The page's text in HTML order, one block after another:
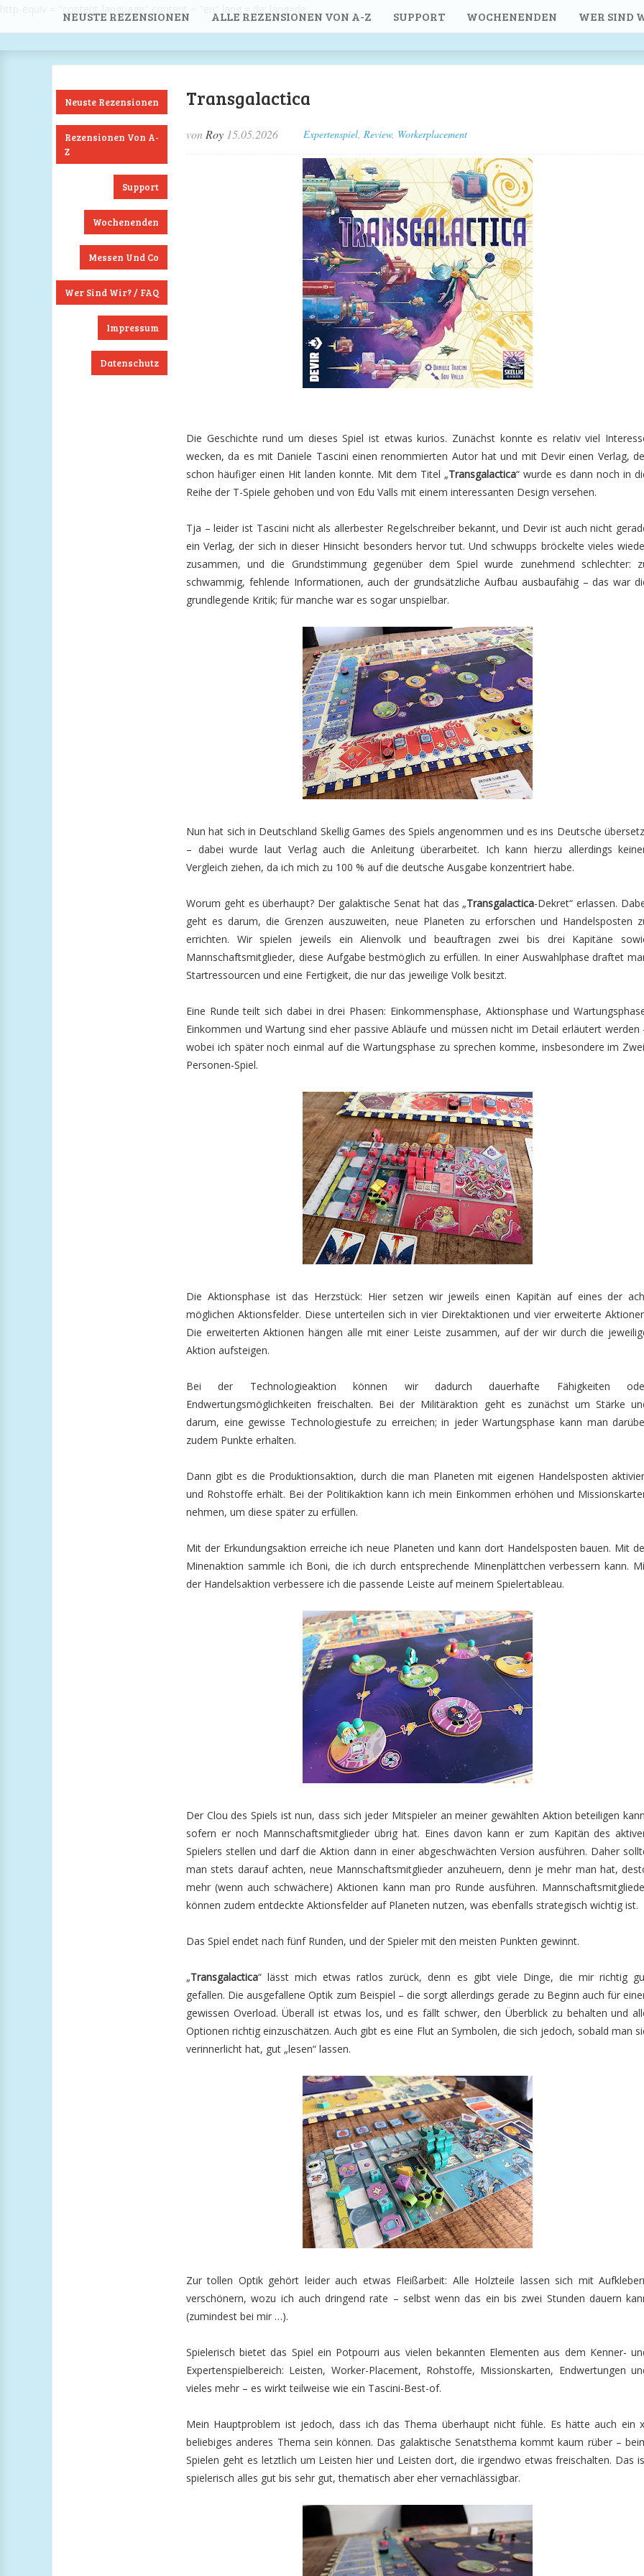
NEUSTE REZENSIONEN ALLE REZENSIONEN VON A-Z SUPPORT WOCHENENDEN WER SIND
Neuste Rezensionen
Rezensionen Von A-
Z
Support
Wochenenden
Messen Und Co
Wer Sind Wir? / FAQ
Impressum
Datenschutz
Transgalactica
von Roy 15.05.2026 Expertenspiel, Review, Workerplacement
Die Geschichte rund um dieses Spiel ist etwas kurios. Zunächst konnte es relativ viel
wecken, da es mit Daniele Tascini einen renommierten Autor hat und mit Devir einen Verlag,
schon häufiger einen Hit landen konnte. Mit dem Titel „Transgalactica“ wurde es dann noch in
Reihe der T-Spiele gehoben und von Edu Valls mit einem interessanten Design versehen.
Tja – leider ist Tascini nicht als allerbester Regelschreiber bekannt, und Devir ist auch nicht
ein Verlag, der sich in dieser Hinsicht besonders hervor tut. Und schwupps bröckelte vieles
zusammen, und die Grundstimmung gegenüber dem Spiel wurde zunehmend schlechter:
schwammig, fehlende Informationen, auch der grundsätzliche Aufbau ausbaufähig – das war
grundlegende Kritik; für manche war es sogar unspielbar.
Nun hat sich in Deutschland Skellig Games des Spiels angenommen und es ins Deutsche
– dabei wurde laut Verlag auch die Anleitung überarbeitet. Ich kann hierzu allerdings
Vergleich ziehen, da ich mich zu 100 % auf die deutsche Ausgabe konzentriert habe.
Worum geht es überhaupt? Der galaktische Senat hat das „Transgalactica-Dekret“ erlassen.
geht es darum, die Grenzen auszuweiten, neue Planeten zu erforschen und Handelsposten
errichten. Wir spielen jeweils ein Alienvolk und beauftragen zwei bis drei Kapitäne
Mannschaftsmitglieder, diese Aufgabe bestmöglich zu erfüllen. In einer Auswahlphase draftet
Startressourcen und eine Fertigkeit, die nur das jeweilige Volk besitzt.
Eine Runde teilt sich dabei in drei Phasen: Einkommensphase, Aktionsphase und
Einkommen und Wartung sind eher passive Abläufe und müssen nicht im Detail erläutert werden
wobei ich später noch einmal auf die Wartungsphase zu sprechen komme, insbesondere im
Personen-Spiel.
Die Aktionsphase ist das Herzstück: Hier setzen wir jeweils einen Kapitän auf eines der
möglichen Aktionsfelder. Diese unterteilen sich in vier Direktaktionen und vier erweiterte
Die erweiterten Aktionen hängen alle mit einer Leiste zusammen, auf der wir durch die
Aktion aufsteigen.
Bei der Technologieaktion können wir dadurch dauerhafte Fähigkeiten
Endwertungsmöglichkeiten freischalten. Bei der Militäraktion geht es zunächst um Stärke
darum, eine gewisse Technologiestufe zu erreichen; in jeder Wartungsphase kann man
zudem Punkte erhalten.
Dann gibt es die Produktionsaktion, durch die man Planeten mit eigenen Handelsposten
und Rohstoffe erhält. Bei der Politikaktion kann ich mein Einkommen erhöhen und
nehmen, um diese später zu erfüllen.
Mit der Erkundungsaktion erreiche ich neue Planeten und kann dort Handelsposten bauen. Mit
Minenaktion sammle ich Boni, die ich durch entsprechende Minenplättchen verbessern kann.
der Handelsaktion verbessere ich die passende Leiste auf meinem Spielertableau.
Der Clou des Spiels ist nun, dass sich jeder Mitspieler an meiner gewählten Aktion beteiligen
sofern er noch Mannschaftsmitglieder übrig hat. Eines davon kann er zum Kapitän des
Spielers stellen und darf die Aktion dann in einer abgeschwächten Version ausführen. Daher
man stets darauf achten, neue Mannschaftsmitglieder anzuheuern, denn je mehr man hat,
mehr (wenn auch schwächere) Aktionen kann man pro Runde ausführen.
können zudem entdeckte Aktionsfelder auf Planeten nutzen, was ebenfalls strategisch wichtig ist.
Das Spiel endet nach fünf Runden, und der Spieler mit den meisten Punkten gewinnt.
„Transgalactica“ lässt mich etwas ratlos zurück, denn es gibt viele Dinge, die mir richtig
gefallen. Die ausgefallene Optik zum Beispiel – die sorgt allerdings gerade zu Beginn auch für
gewissen Overload. Überall ist etwas los, und es fällt schwer, den Überblick zu behalten und
Optionen richtig einzuschätzen. Auch gibt es eine Flut an Symbolen, die sich jedoch, sobald man
verinnerlicht hat, gut „lesen“ lassen.
Zur tollen Optik gehört leider auch etwas Fleißarbeit: Alle Holzteile lassen sich mit
verschönern, wozu ich auch dringend rate – selbst wenn das ein bis zwei Stunden dauern
(zumindest bei mir …).
Spielerisch bietet das Spiel ein Potpourri aus vielen bekannten Elementen aus dem Kenner-
Expertenspielbereich: Leisten, Worker-Placement, Rohstoffe, Missionskarten, Endwertungen
vieles mehr – es wirkt teilweise wie ein Tascini-Best-of.
Mein Hauptproblem ist jedoch, dass ich das Thema überhaupt nicht fühle. Es hätte auch ein
beliebiges anderes Thema sein können. Das galaktische Senatsthema kommt kaum rüber –
Spielen geht es letztlich um Leisten hier und Leisten dort, die irgendwo etwas freischalten. Das
spielerisch alles gut bis sehr gut, thematisch aber eher vernachlässigbar.
Instagram